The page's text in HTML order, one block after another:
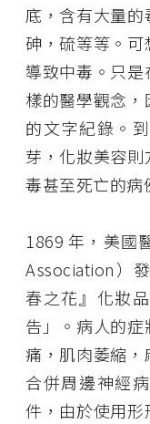
底，含有大量的
砷，硫等等。
導致中毒。只
樣的醫學觀念
的文字紀錄。
芽，化妝美容
毒甚至死亡的病
1869 年，美國
Association）
春之花』化妝
告」。病人的
痛，肌肉萎縮
合併周邊神經
件，由於使用